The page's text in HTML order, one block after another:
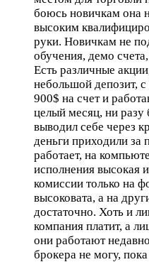
боюсь новичкам она
высоким
руки. Новичкам не
обучения, демо
Есть различные
небольшой депозит,
900$ на счет и
целый месяц, ни разу
выводил себе через
деньги приходили за
работает, на
исполнения высокая
комиссии только на
высоковата, а на
достаточно. Хоть и
компания платит, а
они работают
брокера не могу,